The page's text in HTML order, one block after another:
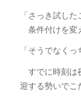
「さっき試し
条件付けを変
「そうでなくっ
すでに時刻は
迎する勢いでこ